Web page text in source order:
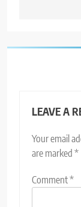
LEAVE A
Your email
are marked *
Comment*